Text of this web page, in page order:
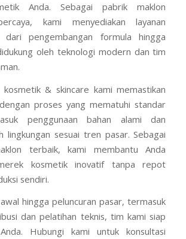
Anda. Sebagai pabrik maklon
kami menyediakan layanan
dari pengembangan formula hingga
oleh teknologi modern dan tim
kosmetik & skincare kami memastikan
proses yang mematuhi standar
penggunaan bahan alami dan
lingkungan sesuai tren pasar. Sebagai
terbaik, kami membantu Anda
kosmetik inovatif tanpa repot
sendiri.
hingga peluncuran pasar, termasuk
dan pelatihan teknis, tim kami siap
Hubungi kami untuk konsultasi